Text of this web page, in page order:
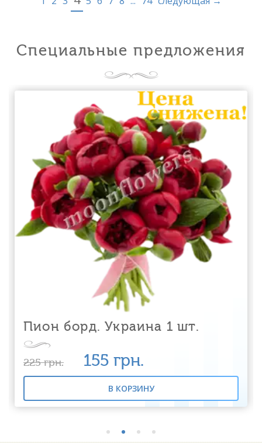
Специальные предложения
Пион борд. Украина 1 шт.
225грн. 155 грн.
В КОРЗИНУ